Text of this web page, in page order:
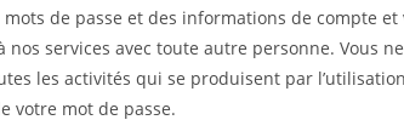
de passe et des informations de compte
nos services avec toute autre personne. Vous
les activités qui se produisent par
votre mot de passe.